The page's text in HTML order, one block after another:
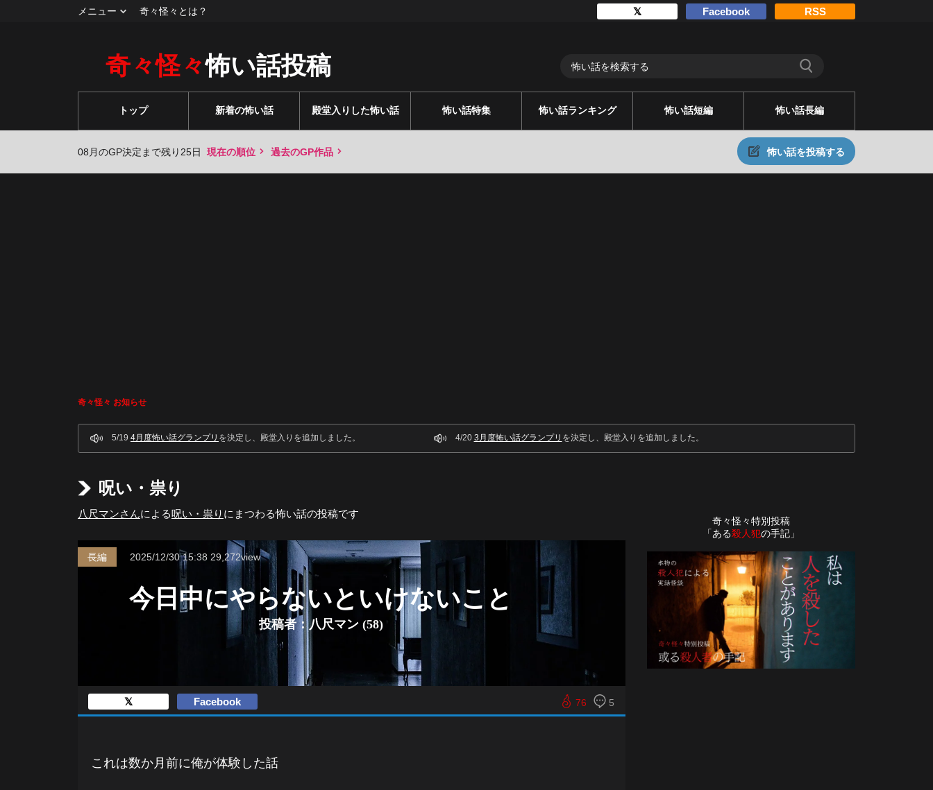
メニュー 奇々怪々とは？ 𝕏 Facebook RSS
奇々怪々怖い話投稿
トップ 新着の怖い話 殿堂入りした怖い話 怖い話特集 怖い話ランキング 怖い話短編 怖い話長編
08月のGP決定まで残り25日 現在の順位 過去のGP作品 怖い話を投稿する
奇々怪々 お知らせ
5/19 4月度怖い話グランプリ を決定し、殿堂入りを追加しました。 4/20 3月度怖い話グランプリ を決定し、殿堂入りを追加しました。
奇々怪々特別投稿
「ある殺人犯の手記」
呪い・祟り
八尺マンさんによる呪い・祟り にまつわる怖い話の投稿です
今日中にやらないといけないこと
投稿者：八尺マン (58)
長編 2025/12/30 15:38 29,272view
76 5
𝕏 Facebook
これは数か月前に俺が体験した話